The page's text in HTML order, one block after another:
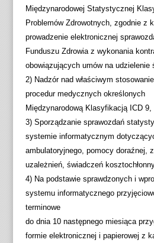
Międzynarodowej Statystycznej
Problemów Zdrowotnych, zgodnie z
prowadzenie elektronicznej
Funduszu Zdrowia z wykonania
obowiązujących umów na udzielenie
2) Nadzór nad właściwym
procedur medycznych określonych
Międzynarodową Klasyfikacją ICD 9,
3) Sporządzanie sprawozdań
systemie informatycznym
ambulatoryjnego, pomocy doraźnej,
uzależnień, świadczeń
4) Na podstawie sprawdzonych i
systemu informatycznego
terminowe
do dnia 10 następnego miesiąca
formie elektronicznej i papierowej z